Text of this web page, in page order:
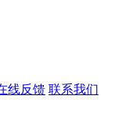
线反馈 联系我们